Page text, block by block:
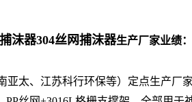
沫器304丝网捕沫器生产厂家业绩：
太、江苏科行环保等）定点生产厂